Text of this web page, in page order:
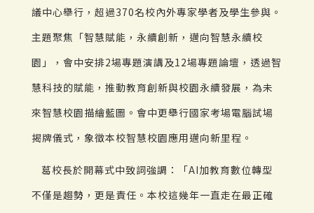
議中心舉行，超過370名校內外專家學者及學生參與。
主題聚焦「智慧賦能，永續創新，邁向智慧永續校
園」，會中安排2場專題演講及12場專題論壇，透過智
慧科技的賦能，推動教育創新與校園永續發展，為未
來智慧校園描繪藍圖。會中更舉行國家考場電腦試場
揭牌儀式，象徵本校智慧校園應用邁向新里程。
葛校長於開幕式中致詞強調：「AI加教育數位轉型
不僅是趨勢，更是責任。本校這幾年一直走在最正確